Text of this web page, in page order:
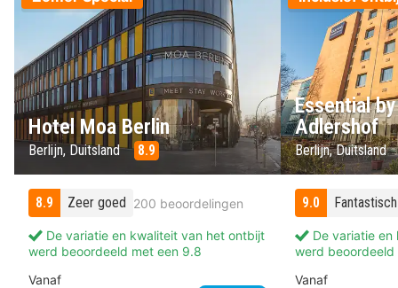
Hotel Moa Berlin
Berlijn, Duitsland 8.9
8.9 Zeer goed 200 beoordelingen
De variatie en kwaliteit van het ontbijt
werd beoordeeld met een 9.8
Vanaf
Essential
Adlershof
Berlijn, Duitsland
9.0 Fantastisch
De variatie
werd
Vanaf